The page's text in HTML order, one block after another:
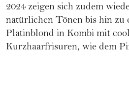
2024 zeigen sich zudem
natürlichen Tönen bis hin zu
Platinblond in Kombi mit
Kurzhaarfrisuren, wie dem